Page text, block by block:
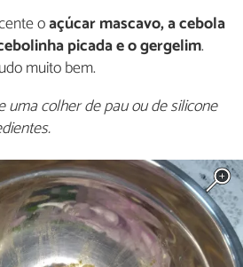
oaçúcar mascavo, a cebola
picada e o gergelim.
muito bem.
colher de pau ou de silicone